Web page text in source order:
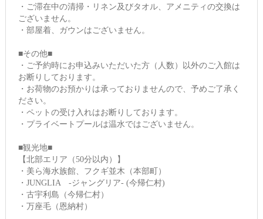
・ご滞在中の清掃・リネン及びタオル、アメニティの交換は
ございません。
・部屋着、ガウンはございません。
■その他■
・ご予約時にお申込みいただいた方（人数）以外のご入館は
お断りしております。
・お荷物のお預かりは承っておりませんので、予めご了承く
ださい。
・ペットの受け入れはお断りしております。
・プライベートプールは温水ではございません。
■観光地■
【北部エリア（50分以内）】
・美ら海水族館、フクギ並木（本部町）
・JUNGLIA -ジャングリア- (今帰仁村)
・古宇利島（今帰仁村）
・万座毛（恩納村）